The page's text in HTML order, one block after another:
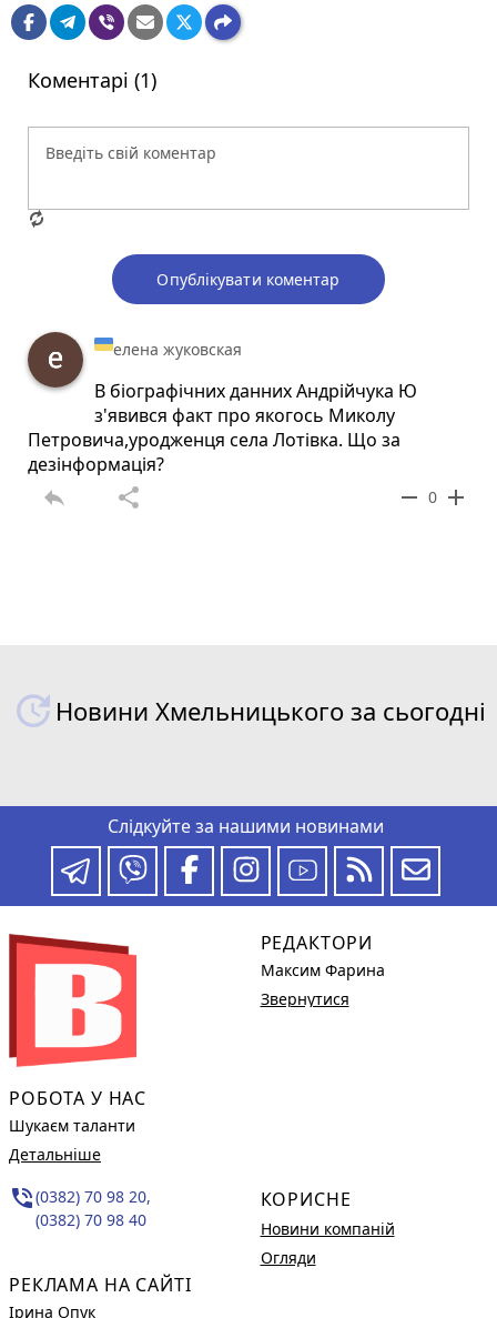
Коментарі (1)
Опублікувати коментар
елена жуковская
В біографічних данних Андрійчука Ю
з'явився факт про якогось Миколу
Петровича,уродженця села Лотівка. Що за
дезінформація?
reply share remove 0 add
Новини Хмельницького за сьогодні
Слідкуйте за нашими новинами
РОБОТА У НАС
Шукаєм таланти
Детальніше
phone_in_talk(0382) 70 98 20,
(0382) 70 98 40
РЕКЛАМА НА САЙТІ
Ірина Опук
РЕДАКТОРИ
Максим Фарина
Звернутися
КОРИСНЕ
Новини компаній
Огляди